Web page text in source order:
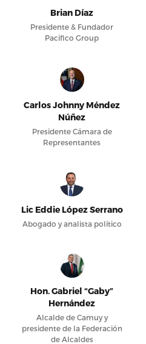
Brian Díaz
Presidente & Fundador
Pacifico Group
Carlos Johnny Méndez
Núñez
Presidente Cámara de
Representantes
Lic Eddie López Serrano
Abogado y analista político
Hon. Gabriel “Gaby”
Hernández
Alcalde de Camuy y
presidente de la Federación
de Alcaldes